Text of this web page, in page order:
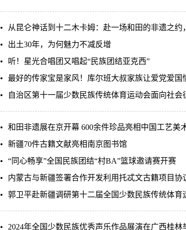
从昆仑神话到十二木卡姆：赴一场和田的非遗之约
出土30年，为何魅力不减反增
听！星光合唱团又唱起“民族团结亚克西”
最好的传家宝是家风！库尔班大叔家族让爱党爱国
自治区第十一届少数民族传统体育运动会面向社会
和田非遗展在京开幕 600余件珍品亮相中国工艺美
新疆70件古籍文献亮相南京图书馆
“同心畅享”全国民族团结“村BA”篮球邀请赛开赛
内蒙古与新疆签署合作开发利用托忒文古籍项目协
郭卫平赴新疆调研第十二届全国少数民族传统体
2024年全国少数民族优秀声乐作品展演在广西桂林